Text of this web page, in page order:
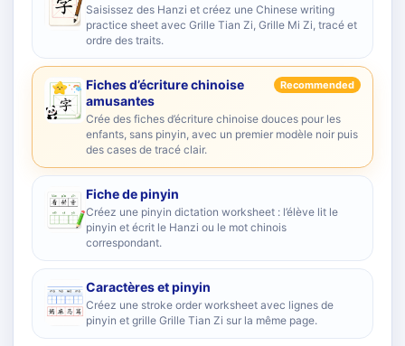
Saisissez des Hanzi et créez une Chinese writing
practice sheet avec Grille Tian Zi, Grille Mi Zi, tracé et
ordre des traits.
Fiches d’écriture chinoise
amusantes
Recommended
Crée des fiches d’écriture chinoise douces pour les
enfants, sans pinyin, avec un premier modèle noir puis
des cases de tracé clair.
Fiche de pinyin
Créez une pinyin dictation worksheet : l’élève lit le
pinyin et écrit le Hanzi ou le mot chinois
correspondant.
Caractères et pinyin
Créez une stroke order worksheet avec lignes de
pinyin et grille Grille Tian Zi sur la même page.